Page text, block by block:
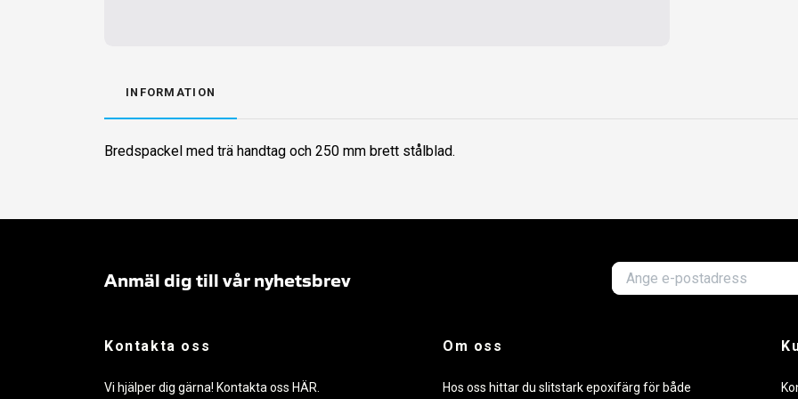
INFORMATION
Bredspackel med trä handtag och 250 mm brett stålblad.
Anmäl dig till vår nyhetsbrev
Kontakta oss
Vi hjälper dig gärna! Kontakta oss HÄR
Om oss
Hos oss hittar du slitstark epoxifärg för både